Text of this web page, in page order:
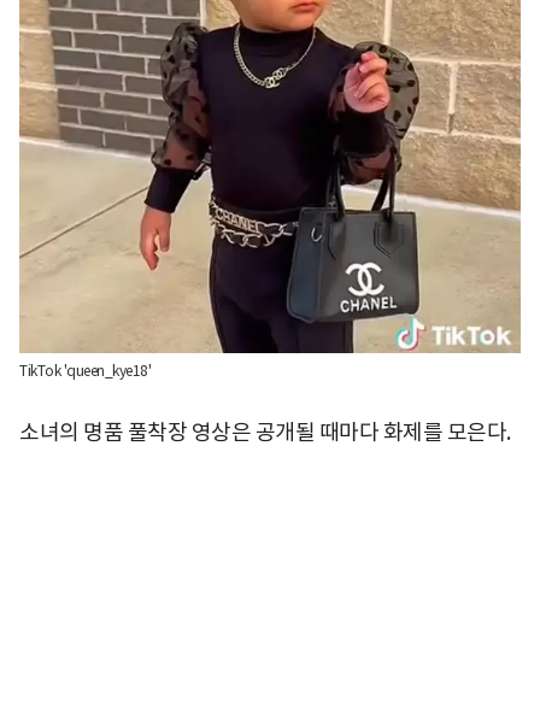
TikTok 'queen_kye18'
소녀의 명품 풀착장 영상은 공개될 때마다 화제를 모은다.